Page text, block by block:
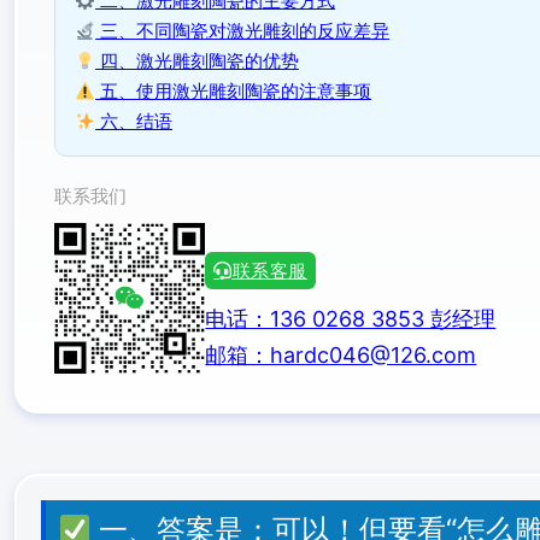
三、不同陶瓷对激光雕刻的反应差异
四、激光雕刻陶瓷的优势
五、使用激光雕刻陶瓷的注意事项
六、结语
联系我们
联系客服
电话：136 0268 3853 彭经理
邮箱：hardc046@126.com
一、答案是：可以！但要看“怎么